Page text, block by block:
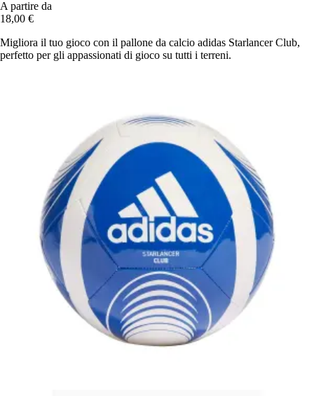
A partire da
18,00 €
Migliora il tuo gioco con il pallone da calcio adidas Starlancer Club,
perfetto per gli appassionati di gioco su tutti i terreni.